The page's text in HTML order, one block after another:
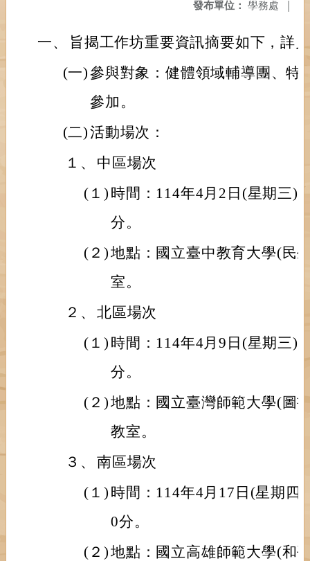
發布單位： 學務處 |
一、
旨揭工作坊重要資訊摘要如下，詳
(一)參與對象：健體領域輔導團、特
參加。
(二)活動場次：
１、
中區場次
(１) 時間：114年4月2日(星期三)
分。
(２)地點：國立臺中教育大學(民
室。
２、 北區場次
(１) 時間：114年4月9日(星期三)
分。
(２)地點：國立臺灣師範大學(圖
教室。
３、 南區場次
(１) 時間：114年4月17日(星期四
0分。
(２)地點：國立高雄師範大學(和